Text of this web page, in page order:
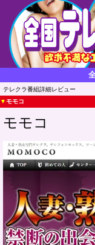
テレクラ番組詳細レビュー
▼モモコ
モモコ